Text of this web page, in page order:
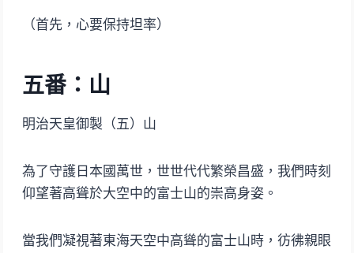
（首先，心要保持坦率）
五番：山
明治天皇御製（五）山
為了守護日本國萬世，世世代代繁榮昌盛，我們時刻
仰望著高聳於大空中的富士山的崇高身姿。
當我們凝視著東海天空中高聳的富士山時，彷彿親眼